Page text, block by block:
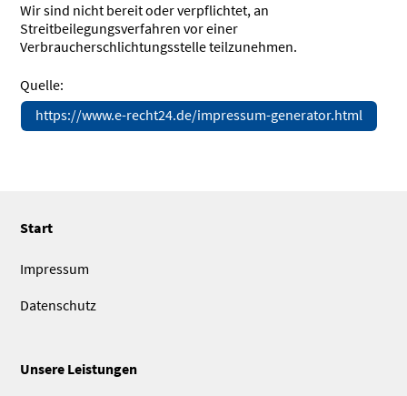
Wir sind nicht bereit oder verpflichtet, an
Streitbeilegungsverfahren vor einer
Verbraucherschlichtungsstelle teilzunehmen.
Quelle:
https://www.e-recht24.de/impressum-generator.html
Start
Impressum
Datenschutz
Unsere Leistungen